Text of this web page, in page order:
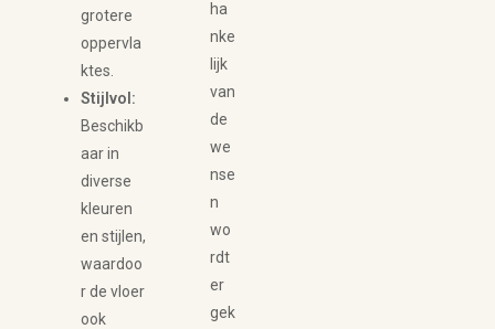
grotere
oppervla
ktes.
Stijlvol:
Beschikb
aar in
diverse
kleuren
en stijlen,
waardoo
r de vloer
ook
ha
nke
lijk
van
de
we
nse
n
wo
rdt
er
gek